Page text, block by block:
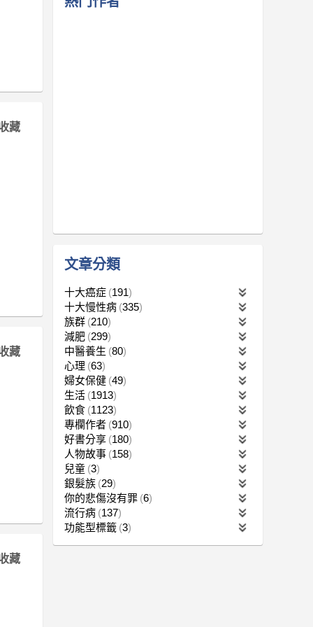
藏
藏
藏
文章分類
十大癌症 191
十大慢性病 335
族群 210
減肥 299
中醫養生 80
心理 63
婦女保健 49
生活 1913
飲食 1123
專欄作者 910
好書分享 180
人物故事 158
兒童 3
銀髮族 29
你的悲傷沒有罪 6
流行病 137
功能型標籤 3